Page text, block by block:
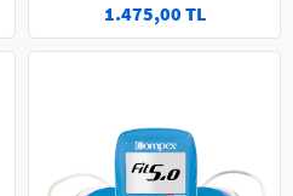
1.475,00 TL